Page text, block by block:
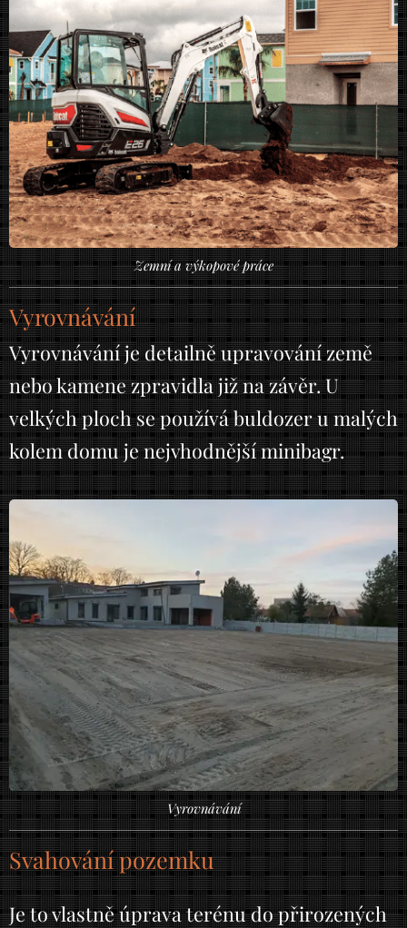
Zemní a výkopové práce
Vyrovnávání
Vyrovnávání je detailně upravování země
nebo kamene zpravidla již na závěr. U
velkých ploch se používá buldozer u malých
kolem domu je nejvhodnější minibagr.
Vyrovnávání
Svahování pozemku
Je to vlastně úprava terénu do přirozených